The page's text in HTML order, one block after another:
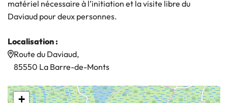
matériel nécessaire à l’initiation et la visite libre du
Daviaud pour deux personnes.
Localisation :
Route du Daviaud,
85550 La Barre-de-Monts
+